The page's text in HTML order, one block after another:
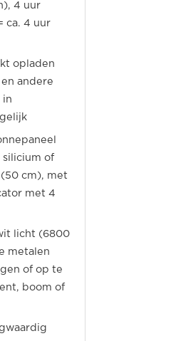
4 uur
ca. 4 uur
opladen
andere
in
silicium of
cm), met
met 4
licht (6800
metalen
of op te
boom of